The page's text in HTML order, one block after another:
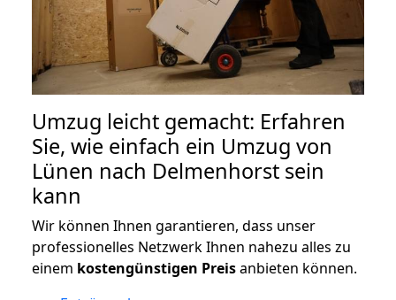
Umzug leicht gemacht: Erfahren
Sie, wie einfach ein Umzug von
Lünen nach Delmenhorst sein
kann
Wir können Ihnen garantieren, dass unser
professionelles Netzwerk Ihnen nahezu alles zu
einem kostengünstigen Preisanbieten können.